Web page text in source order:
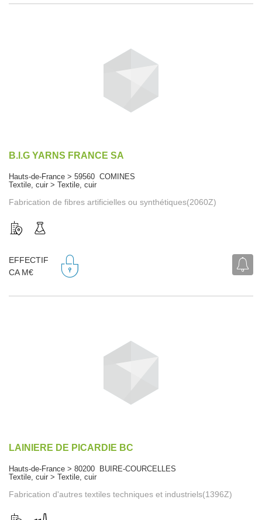
B.I.G YARNS FRANCE SA
Hauts-de-France > 59560 COMINES
Textile, cuir > Textile, cuir
Fabrication de fibres artificielles ou synthétiques(2060Z)
EFFECTIF
CA M€
LAINIERE DE PICARDIE BC
Hauts-de-France > 80200 BUIRE-COURCELLES
Textile, cuir > Textile, cuir
Fabrication d'autres textiles techniques et industriels(1396Z)